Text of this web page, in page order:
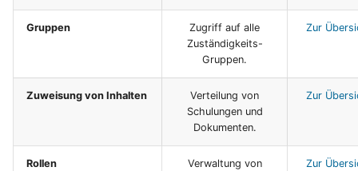
Gruppen
Zugriff auf alle
Zuständigkeits-
Gruppen.
Zur
Zuweisung von Inhalten
Verteilung von
Schulungen und
Dokumenten.
Zur
Rollen
Verwaltung von
Zur